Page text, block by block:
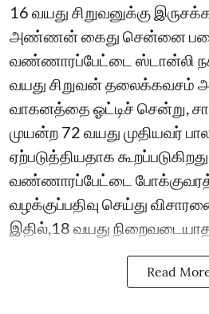
16 வயது சிறுவனுக்கு
அண்ணன் கைது சென்னை
வண்ணாரப்பேட்டை ஸ்டான்லி
வயது சிறுவன் தலைக்கவசம்
வாகனத்தை ஓட்டிச் சென்று,
முயன்ற 72 வயது முதியவர்
ஏற்படுத்தியதாக
வண்ணாரப்பேட்டை
வழக்குப்பதிவு செய்து
இதில்,18 வயது நிறைவடையாத
Read